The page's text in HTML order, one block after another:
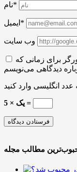
نام*
ایمیل*
وب سایت
برای زمانی که
یک × 5 =